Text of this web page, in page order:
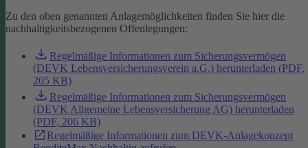
Zu den oben genannten Anlagemöglichkeiten finden Sie hier die
nachhaltigkeitsbezogenen Offenlegungen:
Regelmäßige Informationen zum Sicherungsvermögen
(DEVK Lebensversicherungsverein a.G.) herunterladen (PDF,
205 KB)
Regelmäßige Informationen zum Sicherungsvermögen
(DEVK Allgemeine Lebensversicherung AG) herunterladen
(PDF, 206 KB)
Regelmäßige Informationen zum DEVK-Anlagekonzept